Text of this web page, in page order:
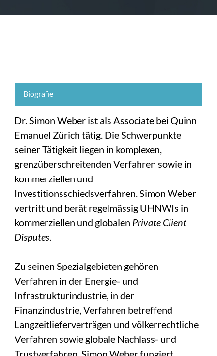
Biografie
Dr. Simon Weber ist als Associate bei Quinn
Emanuel Zürich tätig. Die Schwerpunkte
seiner Tätigkeit liegen in komplexen,
grenzüberschreitenden Verfahren sowie in
kommerziellen und
Investitionsschiedsverfahren. Simon Weber
vertritt und berät regelmässig UHNWIs in
kommerziellen und globalen Private Client
Disputes.
Zu seinen Spezialgebieten gehören
Verfahren in der Energie- und
Infrastrukturindustrie, in der
Finanzindustrie, Verfahren betreffend
Langzeitlieferverträgen und völkerrechtliche
Verfahren sowie globale Nachlass- und